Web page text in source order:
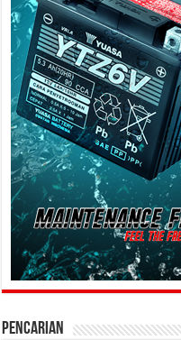
PENCARIAN